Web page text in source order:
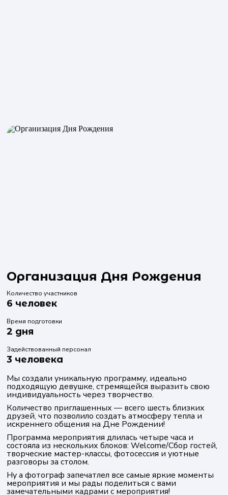
Организация Дня Рождения
Количество участников
6 человек
Время подготовки
2 дня
Задействованный персонал
3 человека
Мы создали уникальную программу, идеально
подходящую девушке, стремящейся выразить свою
индивидуальность через творчество.
Количество приглашенных — всего шесть близких
друзей, что позволило создать атмосферу тепла и
искреннего общения на Дне Рождении!
Программа мероприятия длилась четыре часа и
состояла из нескольких блоков: Welcome/Сбор гостей,
творческие мастер-классы, фотосессия и уютные
разговоры за столом.
Ну а фотограф запечатлел все самые яркие моменты
мероприятия и мы рады поделиться с вами
замечательными кадрами с мероприятия!